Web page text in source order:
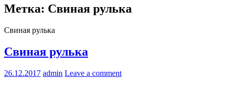
Метка: Свиная рулька
Свиная рулька
Свиная рулька
26.12.2017 admin Leave a comment